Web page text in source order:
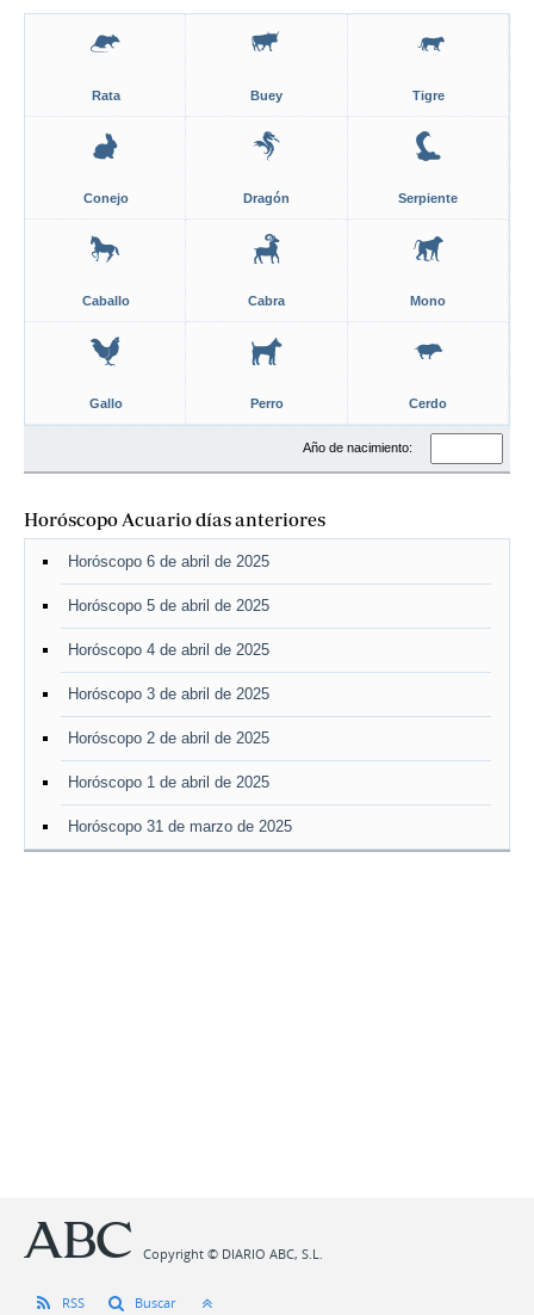
Rata Buey Tigre
Conejo Dragón Serpiente
Caballo Cabra Mono
Gallo Perro Cerdo
Año de nacimiento:
Horóscopo Acuario días anteriores
Horóscopo 6 de abril de 2025
Horóscopo 5 de abril de 2025
Horóscopo 4 de abril de 2025
Horóscopo 3 de abril de 2025
Horóscopo 2 de abril de 2025
Horóscopo 1 de abril de 2025
Horóscopo 31 de marzo de 2025
Copyright © DIARIO ABC, S.L.
RSS Buscar